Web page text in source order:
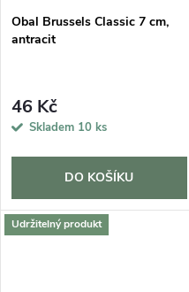
Obal Brussels Classic 7 cm,
antracit
46 Kč
Skladem 10 ks
DO KOŠÍKU
Udržitelný produkt